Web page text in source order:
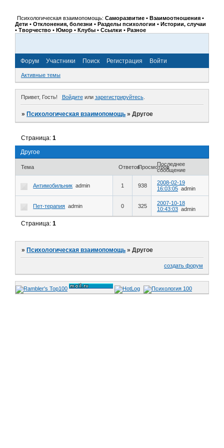
Психологическая взаимопомощь: Саморазвитие • Взаимоотношения •
Дети • Отклонения, болезни • Разделы психологии • Истории, случаи
• Творчество • Юмор • Клубы • Ссылки • Разное
Форум Участники Поиск Регистрация Войти
Активные темы
Привет, Гость! Войдитеили зарегистрируйтесь.
»Психологическая взаимопомощь »Другое
Другое
Страница:1
Тема ОтветовПросмотровПоследнее
сообщение
Антимобильник admin 1 938
2008-02-19
16:03:05 admin
Пет-терапия admin 0 325
2007-10-18
10:43:03 admin
Страница:1
»Психологическая взаимопомощь »Другое
создать форум